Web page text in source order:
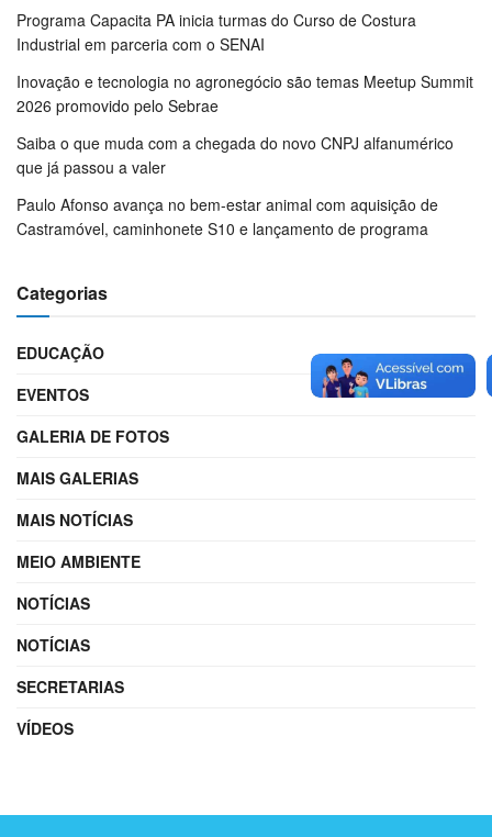
Programa Capacita PA inicia turmas do Curso de Costura
Industrial em parceria com o SENAI
Inovação e tecnologia no agronegócio são temas Meetup Summit
2026 promovido pelo Sebrae
Saiba o que muda com a chegada do novo CNPJ alfanumérico
que já passou a valer
Paulo Afonso avança no bem-estar animal com aquisição de
Castramóvel, caminhonete S10 e lançamento de programa
Categorias
EDUCAÇÃO
EVENTOS
GALERIA DE FOTOS
MAIS GALERIAS
MAIS NOTÍCIAS
MEIO AMBIENTE
NOTÍCIAS
NOTÍCIAS
SECRETARIAS
VÍDEOS